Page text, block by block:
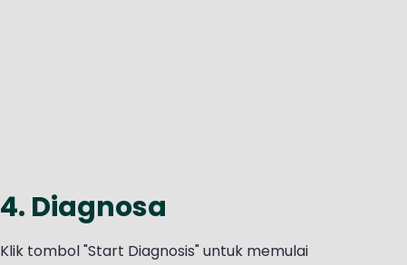
4. Diagnosa
Klik tombol "Start Diagnosis" untuk memulai